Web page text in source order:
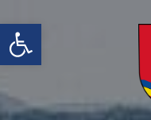
Open toolbar
to
content
to
main
navigation
to
footer